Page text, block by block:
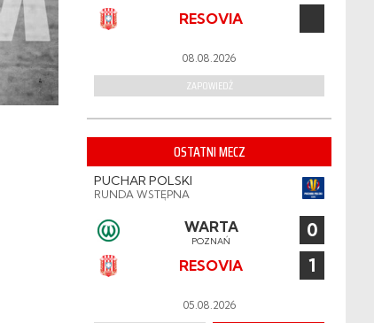
RESOVIA
08.08.2026
ZAPOWIEDŹ
OSTATNI MECZ
PUCHAR POLSKI
RUNDA WSTĘPNA
WARTA
POZNAŃ 0
RESOVIA 1
05.08.2026